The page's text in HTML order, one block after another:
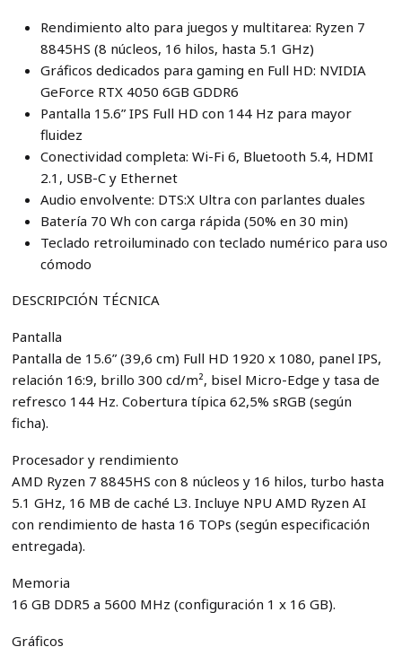
Rendimiento alto para juegos y multitarea: Ryzen 7
8845HS (8 núcleos, 16 hilos, hasta 5.1 GHz)
Gráficos dedicados para gaming en Full HD: NVIDIA
GeForce RTX 4050 6GB GDDR6
Pantalla 15.6” IPS Full HD con 144 Hz para mayor
fluidez
Conectividad completa: Wi-Fi 6, Bluetooth 5.4, HDMI
2.1, USB-C y Ethernet
Audio envolvente: DTS:X Ultra con parlantes duales
Batería 70 Wh con carga rápida (50% en 30 min)
Teclado retroiluminado con teclado numérico para uso
cómodo
DESCRIPCIÓN TÉCNICA
Pantalla
Pantalla de 15.6” (39,6 cm) Full HD 1920 x 1080, panel IPS,
relación 16:9, brillo 300 cd/m², bisel Micro-Edge y tasa de
refresco 144 Hz. Cobertura típica 62,5% sRGB (según
ficha).
Procesador y rendimiento
AMD Ryzen 7 8845HS con 8 núcleos y 16 hilos, turbo hasta
5.1 GHz, 16 MB de caché L3. Incluye NPU AMD Ryzen AI
con rendimiento de hasta 16 TOPs (según especificación
entregada).
Memoria
16 GB DDR5 a 5600 MHz (configuración 1 x 16 GB).
Gráficos